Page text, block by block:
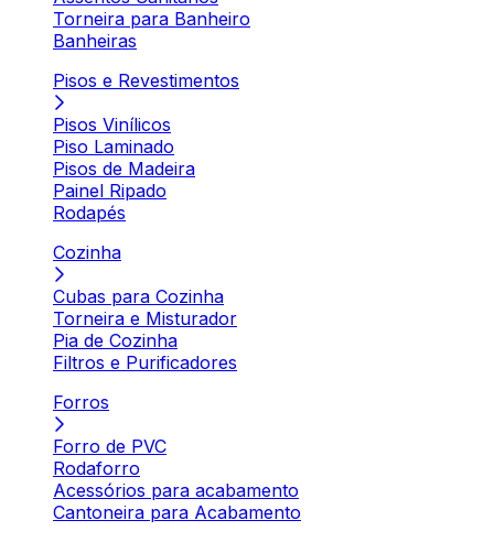
Torneira para Banheiro
Banheiras
Pisos e Revestimentos
Pisos Vinílicos
Piso Laminado
Pisos de Madeira
Painel Ripado
Rodapés
Cozinha
Cubas para Cozinha
Torneira e Misturador
Pia de Cozinha
Filtros e Purificadores
Forros
Forro de PVC
Rodaforro
Acessórios para acabamento
Cantoneira para Acabamento